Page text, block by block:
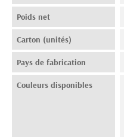
Poids net
Carton (unités)
Pays de fabrication
Couleurs disponibles